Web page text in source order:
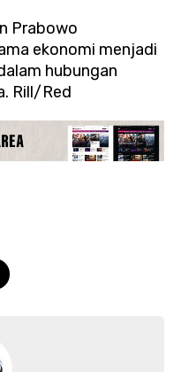
Prabowo
ekonomi menjadi
hubungan
Rill/Red